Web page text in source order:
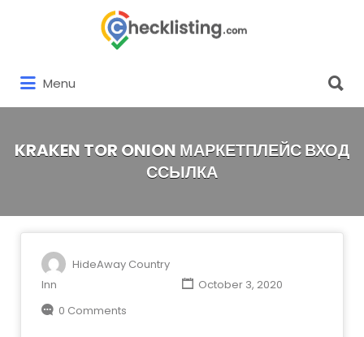
Menu
for:
KRAKEN TOR ONION МАРКЕТПЛЕЙС ВХОД
ССЫЛКА
HideAway Country
Inn
October 3, 2020
0 Comments